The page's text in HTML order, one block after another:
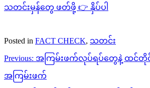
သတင်းမှန်တွေ ဖတ်ဖို့ 👉 နှိပ်ပါ
Posted in FACT CHECK, သတင်း
Post
navigation
Previous: အကြမ်းဖက်လုပ်ရပ်တွေနဲ့ ထင်တိုင်
အကြမ်းဖက်